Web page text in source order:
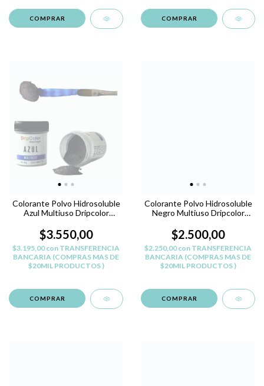
Colorante Polvo Hidrosoluble
Azul Multiuso Dripcolor
$3.550,00
$3.195,00con TRANSFERENCIA
BANCARIA (COMPRAS MAS DE
$20MIL PRODUCTOS )
Colorante Polvo Hidrosoluble
Negro Multiuso Dripcolor
$2.500,00
$2.250,00con TRANSFERENCIA
BANCARIA (COMPRAS MAS DE
$20MIL PRODUCTOS )